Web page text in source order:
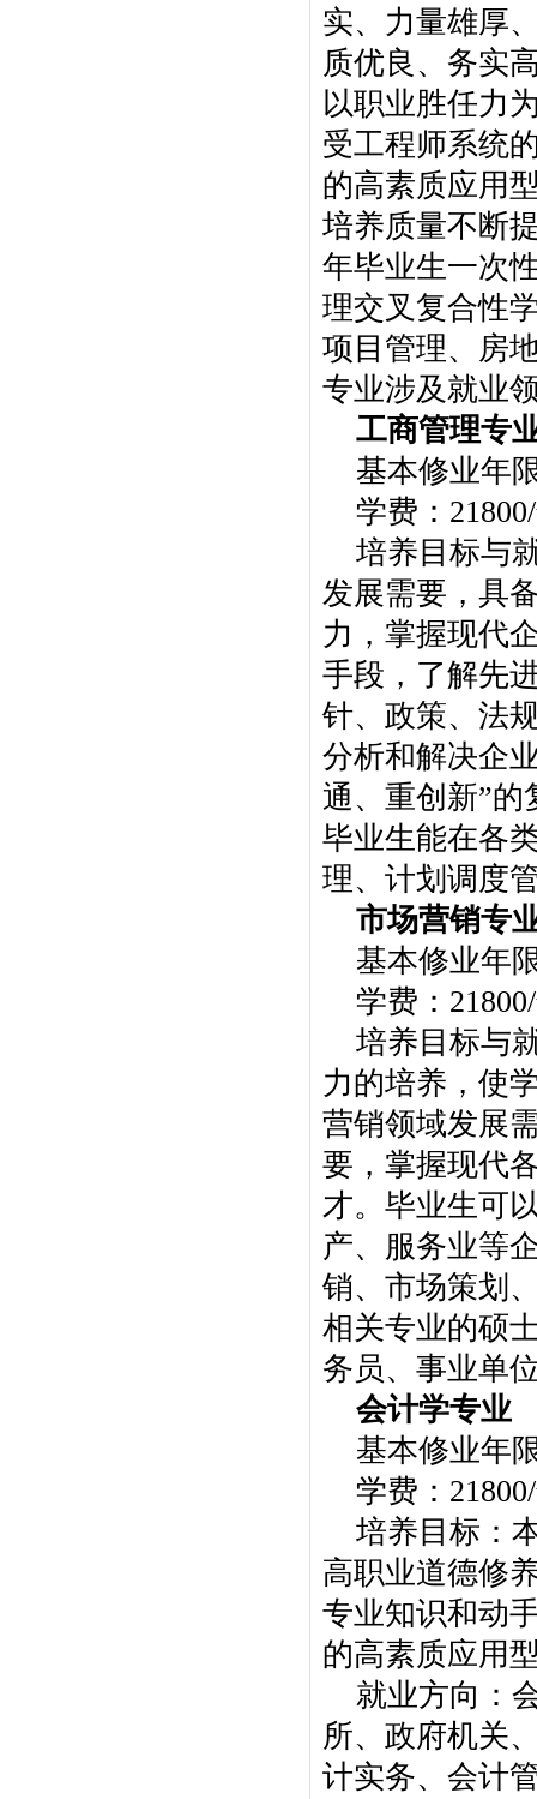
实、力量雄厚
质优良、务实
以职业胜任力
受工程师系统
的高素质应用
培养质量不断
年毕业生一次
理交叉复合性
项目管理、房
专业涉及就业
工商管理专
基本修业年
学费：
培养目标与
发展需要，具
力，掌握现代
手段，了解先
针、政策、法
分析和解决企
通、重创新”的
毕业生能在各
理、计划调度
市场营销专
基本修业年
学费：
培养目标与
力的培养，使
营销领域发展
要，掌握现代
才。毕业生可
产、服务业等
销、市场策划
相关专业的硕
务员、事业单
会计学专业
基本修业年
学费：
培养目标：
高职业道德修
专业知识和动
的高素质应用
就业方向：
所、政府机关
计实务、会计